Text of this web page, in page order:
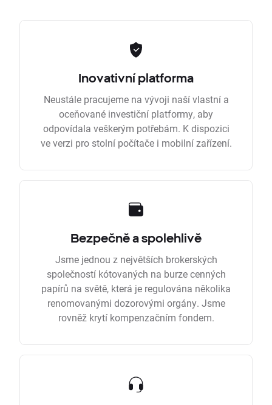
Inovativní platforma
Neustále pracujeme na vývoji naší vlastní a
oceňované investiční platformy, aby
odpovídala veškerým potřebám. K dispozici
ve verzi pro stolní počítače i mobilní zařízení.
Bezpečně a spolehlivě
Jsme jednou z největších brokerských
společností kótovaných na burze cenných
papírů na světě, která je regulována několika
renomovanými dozorovými orgány. Jsme
rovněž krytí kompenzačním fondem.